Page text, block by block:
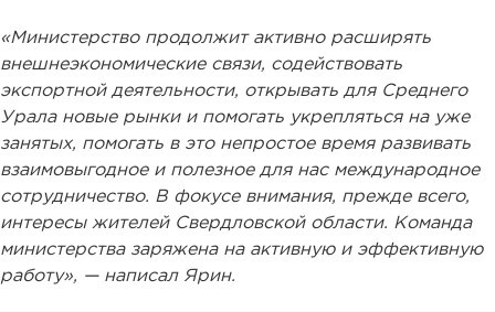
«Министерство продолжит активно расширять
внешнеэкономические связи, содействовать
экспортной деятельности, открывать для Среднего
Урала новые рынки и помогать укрепляться на уже
занятых, помогать в это непростое время развивать
взаимовыгодное и полезное для нас международное
сотрудничество. В фокусе внимания, прежде всего,
интересы жителей Свердловской области. Команда
министерства заряжена на активную и эффективную
работу», — написал Ярин.